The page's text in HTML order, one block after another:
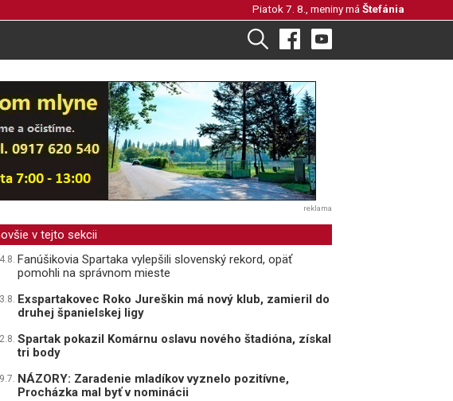
Piatok 7. 8., meniny má Štefánia
reklama
v tejto sekcii
4.8. Fanúšikovia Spartaka vylepšili slovenský rekord, opäť
pomohli na správnom mieste
3.8. Exspartakovec Roko Jureškin má nový klub, zamieril do
druhej španielskej ligy
2.8. Spartak pokazil Komárnu oslavu nového štadióna, získal
tri body
NÁZORY: Zaradenie mladíkov vyznelo pozitívne,
Procházka mal byť v nominácii